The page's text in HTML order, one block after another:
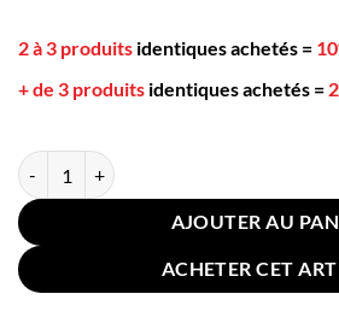
2 à 3 produits identiques achetés =
+ de 3 produits identiques achetés =
quantité de Coussin de Canapé Traits
AJOUTER AU
ACHETER CET